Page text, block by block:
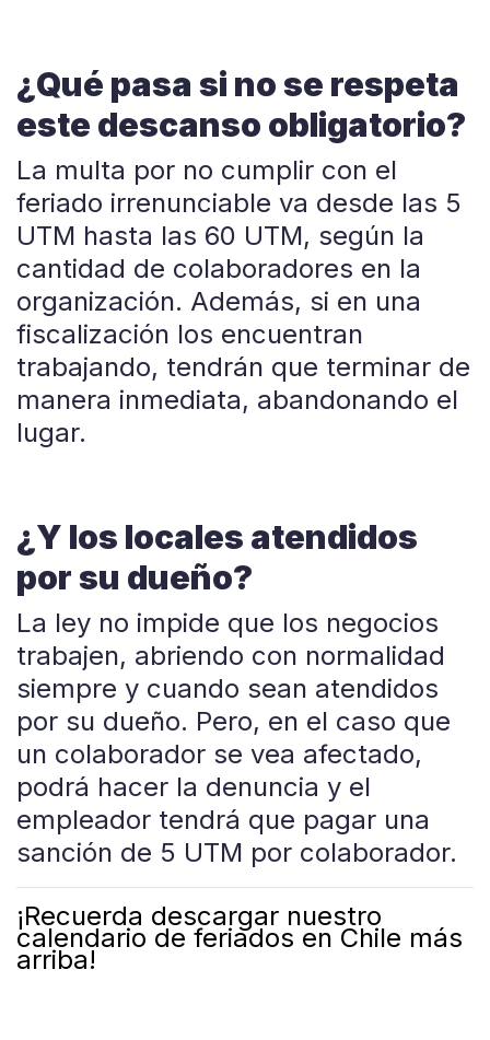
¿Qué pasa si no se respeta
este descanso obligatorio?
La multa por no cumplir con el
feriado irrenunciable va desde las 5
UTM hasta las 60 UTM, según la
cantidad de colaboradores en la
organización. Además, si en una
fiscalización los encuentran
trabajando, tendrán que terminar de
manera inmediata, abandonando el
lugar.
¿Y los locales atendidos
por su dueño?
La ley no impide que los negocios
trabajen, abriendo con normalidad
siempre y cuando sean atendidos
por su dueño. Pero, en el caso que
un colaborador se vea afectado,
podrá hacer la denuncia y el
empleador tendrá que pagar una
sanción de 5 UTM por colaborador.
¡Recuerda descargar nuestro
calendario de feriados en Chile más
arriba!